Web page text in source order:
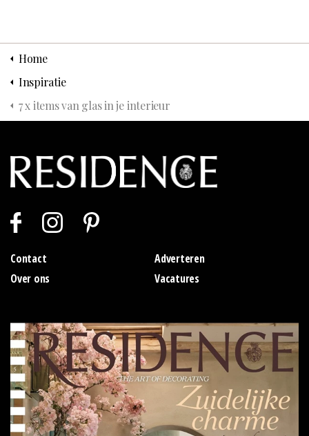
Home
Inspiratie
7 x items van glas in je interieur
Contact
Adverteren
Over ons
Vacatures